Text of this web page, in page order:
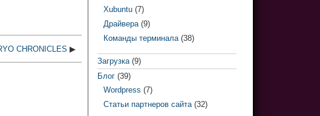
CHRONICLES ▶
Xubuntu (7)
Драйвера(9)
Команды терминала(38)
Загрузка(9)
Блог (39)
Wordpress (7)
Статьи партнеров сайта(32)